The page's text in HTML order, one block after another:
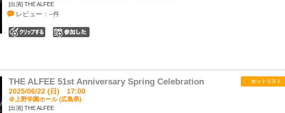
[出演] THE ALFEE
レビュー：--件
THE ALFEE 51st Anniversary Spring Celebration
2025/06/22 (日) 17:00
＠上野学園ホール (広島県)
[出演] THE ALFEE
セットリスト